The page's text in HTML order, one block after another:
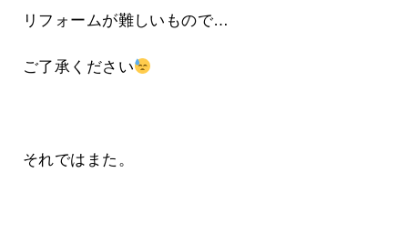
リフォームが難しいもので…
ご了承ください
それではまた。